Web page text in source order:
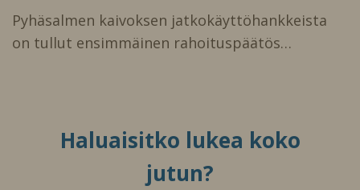
Pyhäsalmen kaivoksen jatkokäyttöhankkeista
on tullut ensimmäinen rahoituspäätös…
Haluaisitko lukea koko
jutun?